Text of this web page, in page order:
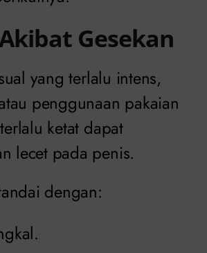
Gesekan
yang terlalu intens,
penggunaan pakaian
ketat dapat
lecet pada penis.
dengan: